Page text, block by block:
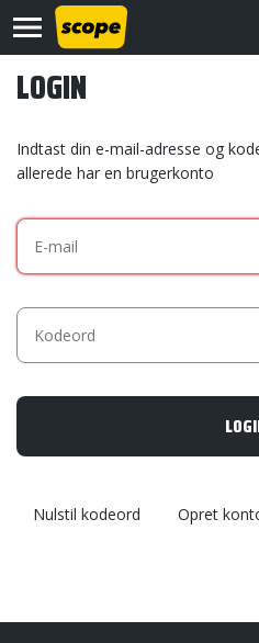
Kontakt
©
2020
LOGIN
Indtast din e-mail-adresse og
allerede har en brugerkonto
Nulstil kodeord Opret